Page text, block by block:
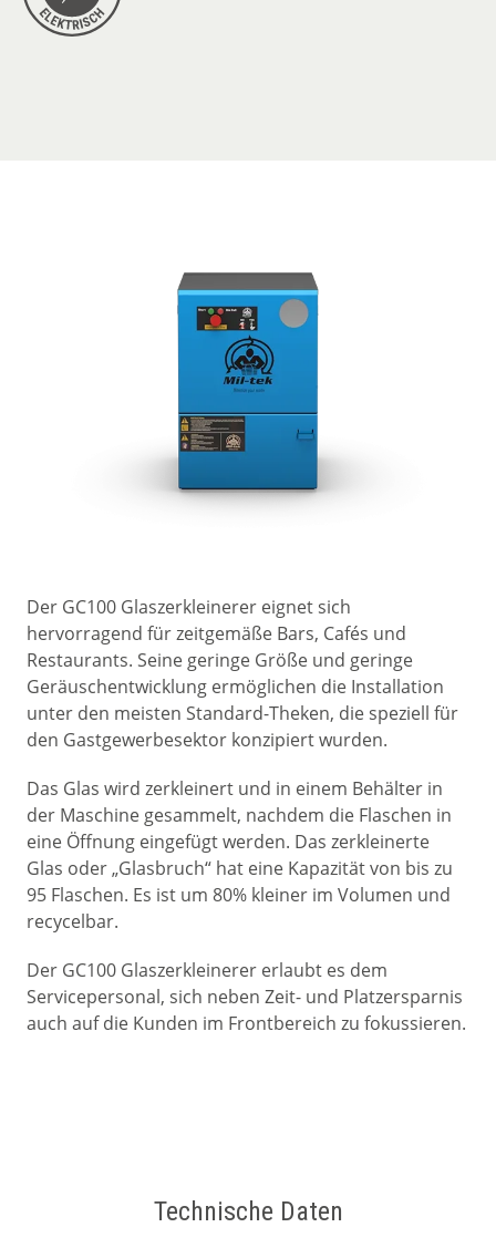
Der GC100 Glaszerkleinerer eignet sich
hervorragend für zeitgemäße Bars, Cafés und
Restaurants. Seine geringe Größe und geringe
Geräuschentwicklung ermöglichen die Installation
unter den meisten Standard-Theken, die speziell für
den Gastgewerbesektor konzipiert wurden.
Das Glas wird zerkleinert und in einem Behälter in
der Maschine gesammelt, nachdem die Flaschen in
eine Öffnung eingefügt werden. Das zerkleinerte
Glas oder „Glasbruch“ hat eine Kapazität von bis zu
95 Flaschen. Es ist um 80% kleiner im Volumen und
recycelbar.
Der GC100 Glaszerkleinerer erlaubt es dem
Servicepersonal, sich neben Zeit- und Platzersparnis
auch auf die Kunden im Frontbereich zu fokussieren.
Technische Daten